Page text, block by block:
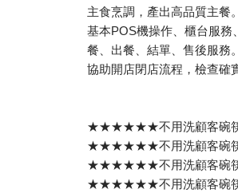
主食烹調，產出高品質主餐。
基本POS機操作、櫃台服務
餐、出餐、結單、售後服務。
協助開店閉店流程，檢查確
★★★★★★不用洗顧客
★★★★★★不用洗顧客
★★★★★★不用洗顧客
★★★★★★不用洗顧客